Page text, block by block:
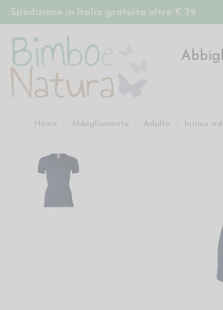
Spedizione in Italia gratuita oltre € 79
Home Abbigliamento Adulto Intimo